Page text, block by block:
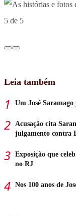
5 de 5
Leia também
Um José
Acusação cita
julgamento contra
Exposição que
no RJ
Nos 100 anos de